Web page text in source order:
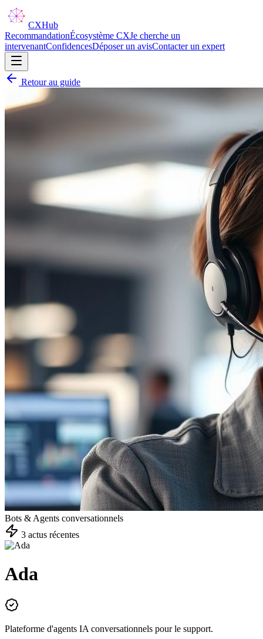
CXHub
RecommandationÉcosystème CXJe cherche un
intervenantConfidencesDéposer un avisContacter un expert
Retour au guide
Bots & Agents conversationnels
3 actus récentes
Ada
Plateforme d'agents IA conversationnels pour le support.